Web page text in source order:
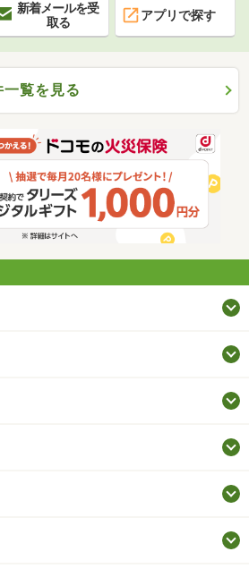
新着メールを受
取る
アプリで探す
覧を見る